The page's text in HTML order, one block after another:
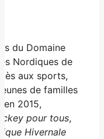
du Domaine
Nordiques de
aux sports,
de familles
en 2015,
pour tous,
Hivernale